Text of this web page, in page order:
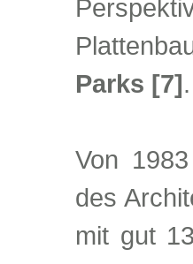
Parks [7].
Von
des
mit gut